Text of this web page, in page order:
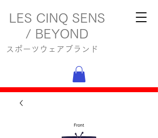
LES CINQ SENS
/ BEYOND
スポーツウェアブランド